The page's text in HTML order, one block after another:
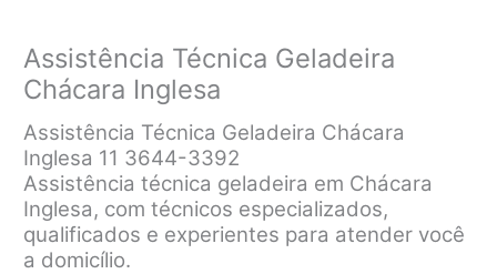
Assistência Técnica Geladeira
Chácara Inglesa
Assistência Técnica Geladeira Chácara
Inglesa 11 3644-3392
Assistência técnica geladeira em Chácara
Inglesa, com técnicos especializados,
qualificados e experientes para atender você
a domicílio.